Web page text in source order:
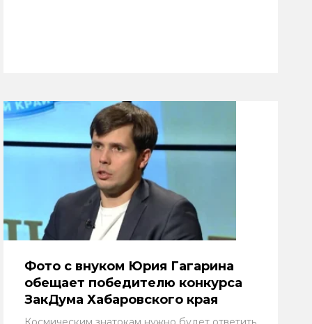
Фото с внуком Юрия Гагарина
обещает победителю конкурса
ЗакДума Хабаровского края